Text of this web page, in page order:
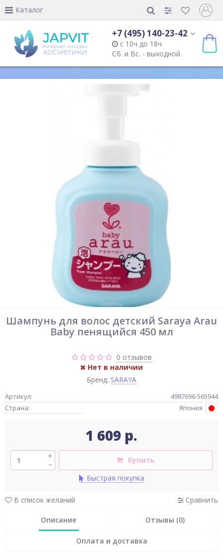
Каталог
+7 (495) 140-23-42
с 10ч до 18ч
Сб. и Вс. - выходной.
Шампунь для волос детский Saraya Arau
Baby пенящийся 450 мл
0 отзывов
Нет в наличии
Бренд: SARAYA
Артикул:
4987696-565944
Страна:
Япония
1 609 р.
–
+
Купить
Быстрая покупка
В список желаний Сравнить
Описание Отзывы (0)
Оплата и доставка